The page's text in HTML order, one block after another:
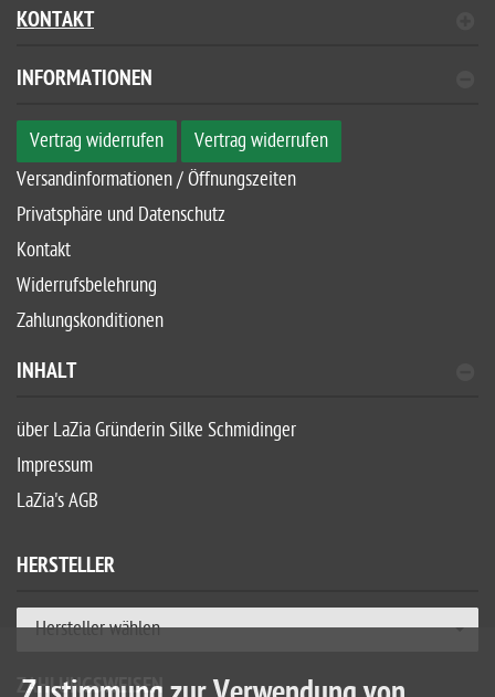
KONTAKT
INFORMATIONEN
Vertrag widerrufen
Vertrag widerrufen
Versandinformationen / Öffnungszeiten
Privatsphäre und Datenschutz
Kontakt
Widerrufsbelehrung
Zahlungskonditionen
INHALT
über LaZia Gründerin Silke Schmidinger
Impressum
LaZia's AGB
HERSTELLER
Hersteller wählen
ZAHLUNGSWEISEN